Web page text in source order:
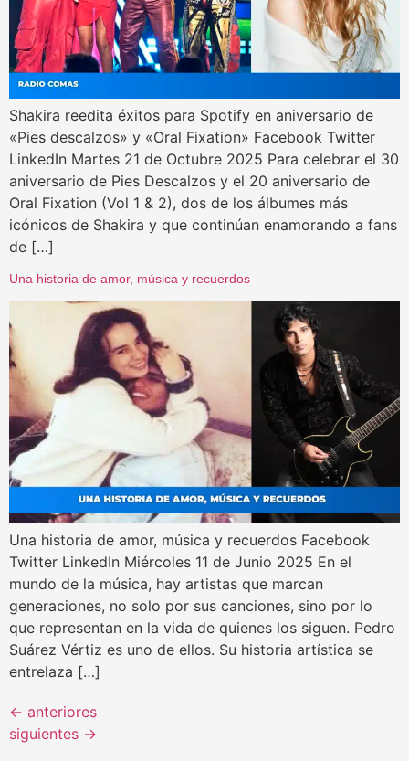
Shakira reedita éxitos para Spotify en aniversario de
«Pies descalzos» y «Oral Fixation» Facebook Twitter
LinkedIn Martes 21 de Octubre 2025 Para celebrar el 30
aniversario de Pies Descalzos y el 20 aniversario de
Oral Fixation (Vol 1 & 2), dos de los álbumes más
icónicos de Shakira y que continúan enamorando a fans
de […]
Una historia de amor, música y recuerdos
Una historia de amor, música y recuerdos Facebook
Twitter LinkedIn Miércoles 11 de Junio 2025 En el
mundo de la música, hay artistas que marcan
generaciones, no solo por sus canciones, sino por lo
que representan en la vida de quienes los siguen. Pedro
Suárez Vértiz es uno de ellos. Su historia artística se
entrelaza […]
← anteriores
siguientes →